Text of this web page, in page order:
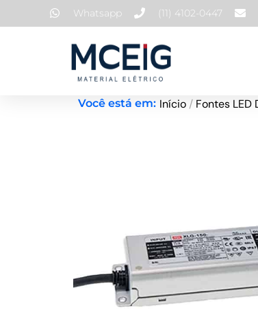
para
Whatsapp (11) 4102-0447
Você está em: Início / Fontes LED